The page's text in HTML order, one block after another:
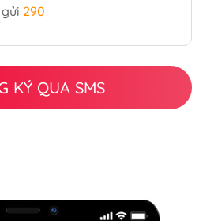
gửi 290
QUA SMS